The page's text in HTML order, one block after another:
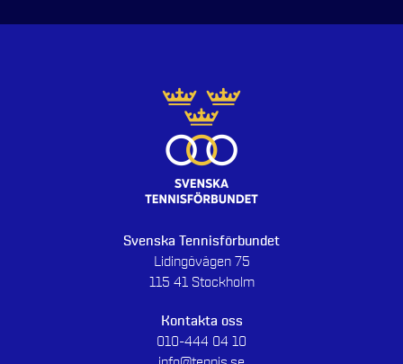
Svenska Tennisförbundet
Lidingövägen 75
115 41 Stockholm
Kontakta oss
010-444 04 10